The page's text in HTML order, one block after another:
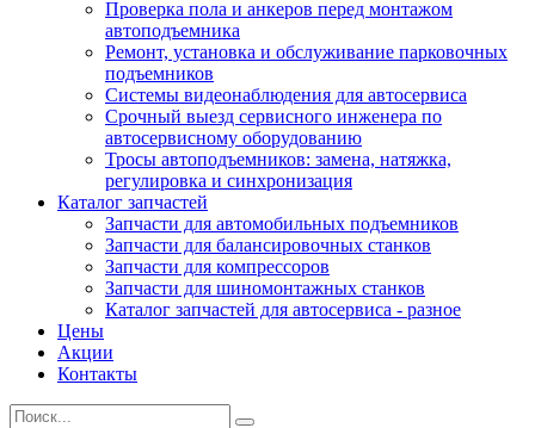
Проверка пола и анкеров перед монтажом
автоподъемника
Ремонт, установка и обслуживание парковочных
подъемников
Системы видеонаблюдения для автосервиса
Срочный выезд сервисного инженера по
автосервисному оборудованию
Тросы автоподъемников: замена, натяжка,
регулировка и синхронизация
Каталог запчастей
Запчасти для автомобильных подъемников
Запчасти для балансировочных станков
Запчасти для компрессоров
Запчасти для шиномонтажных станков
Каталог запчастей для автосервиса - разное
Цены
Акции
Контакты